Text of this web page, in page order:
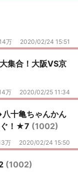
万 2020/02/24 15:51
集合！大阪VS京
万 2020/02/25 11:34
十亀ちゃんかん
ぐ！★7 (1002)
万 2020/02/24 15:50
(1002)